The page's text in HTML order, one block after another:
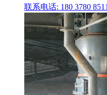
联系电话: 180 3780 8511